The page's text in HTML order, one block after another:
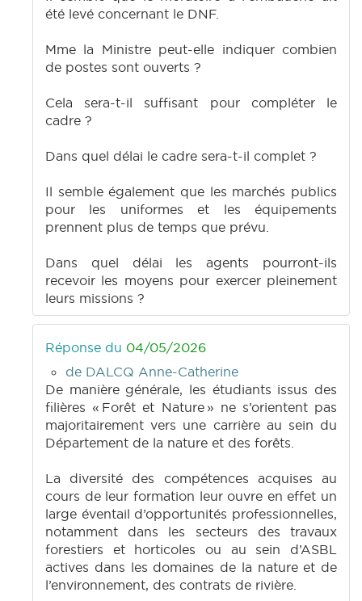
été levé concernant le DNF.
Mme la Ministre peut-elle indiquer combien
de postes sont ouverts ?
Cela sera-t-il suffisant pour compléter le
cadre ?
Dans quel délai le cadre sera-t-il complet ?
Il semble également que les marchés publics
pour les uniformes et les équipements
prennent plus de temps que prévu.
Dans quel délai les agents pourront-ils
recevoir les moyens pour exercer pleinement
leurs missions ?
Réponse du 04/05/2026
de DALCQ Anne-Catherine
De manière générale, les étudiants issus des
filières « Forêt et Nature » ne s’orientent pas
majoritairement vers une carrière au sein du
Département de la nature et des forêts.
La diversité des compétences acquises au
cours de leur formation leur ouvre en effet un
large éventail d’opportunités professionnelles,
notamment dans les secteurs des travaux
forestiers et horticoles ou au sein d’ASBL
actives dans les domaines de la nature et de
l’environnement, des contrats de rivière.